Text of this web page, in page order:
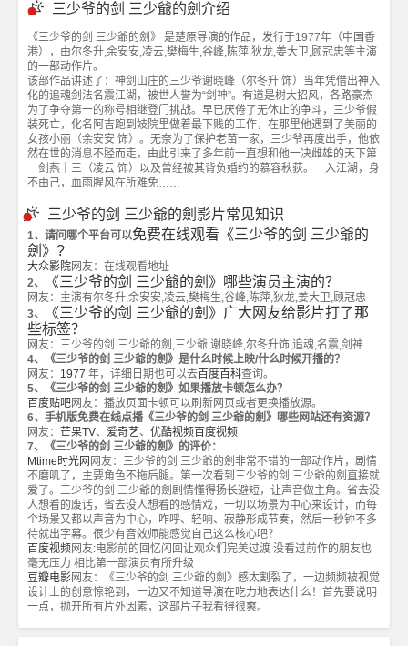
三少爷的剑 三少爺的劍介绍
《三少爷的剑 三少爺的劍》 是楚原导演的作品，发行于1977年（中国香
港），由尔冬升,余安安,凌云,樊梅生,谷峰,陈萍,狄龙,姜大卫,顾冠忠等主演
的一部动作片。
该部作品讲述了：神剑山庄的三少爷谢晓峰（尔冬升 饰）当年凭借出神入
化的追魂剑法名震江湖，被世人誉为“剑神”。有道是树大招风，各路豪杰
为了争夺第一的称号相继登门挑战。早已厌倦了无休止的争斗，三少爷假
装死亡，化名阿吉跑到妓院里做着最下贱的工作，在那里他遇到了美丽的
女孩小丽（余安安 饰）。无奈为了保护老苗一家，三少爷再度出手，他依
然在世的消息不胫而走，由此引来了多年前一直想和他一决雌雄的天下第
一剑燕十三（凌云 饰）以及曾经被其背负婚约的慕容秋荻。一入江湖，身
不由己，血雨腥风在所难免……
三少爷的剑 三少爺的劍影片常见知识
1、请问哪个平台可以免费在线观看《三少爷的剑 三少爺的
劍》?
大众影院网友：在线观看地址
2、
《三少爷的剑 三少爺的劍》哪些演员主演的？
网友：主演有尔冬升,余安安,凌云,樊梅生,谷峰,陈萍,狄龙,姜大卫,顾冠忠
3、
《三少爷的剑 三少爺的劍》广大网友给影片打了那
些标签？
网友：三少爷的剑 三少爺的劍,三少爺,谢晓峰,尔冬升饰,追魂,名震,剑神
4、《三少爷的剑 三少爺的劍》是什么时候上映/什么时候开播的？
网友： 1977 年，详细日期也可以去百度百科查询。
5、《三少爷的剑 三少爺的劍》如果播放卡顿怎么办？
百度贴吧网友：播放页面卡顿可以刷新网页或者更换播放源。
6、手机版免费在线点播《三少爷的剑 三少爺的劍》哪些网站还有资源？
网友： 芒果TV、 爱奇艺、 优酷视频 百度视频
7、《三少爷的剑 三少爺的劍》的评价：
Mtime时光网 网友：三少爷的剑 三少爺的劍非常不错的一部动作片，剧情
不磨叽了，主要角色不拖后腿。第一次看到三少爷的剑 三少爺的劍直接就
爱了。三少爷的剑 三少爺的劍剧情懂得扬长避短，让声音做主角。省去没
人想看的废话，省去没人想看的感情戏，一切以场景为中心来设计，而每
个场景又都以声音为中心，咋呼、轻响、寂静形成节奏，然后一秒钟不多
待就出字幕。很少有音效师能感觉自己这么核心吧？
百度视频 网友:电影前的回忆闪回让观众们完美过渡 没看过前作的朋友也
毫无压力 相比第一部演员有所升级
豆瓣电影网友：《三少爷的剑 三少爺的劍》感太割裂了，一边频频被视觉
设计上的创意惊艳到，一边又不知道导演在吃力地表达什么！首先要说明
一点，抛开所有片外因素，这部片子我看得很爽。